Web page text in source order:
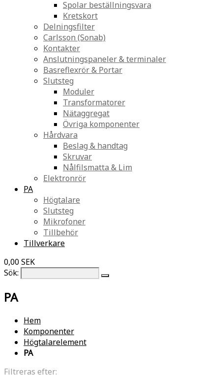
Spolar beställningsvara
Kretskort
Delningsfilter
Carlsson (Sonab)
Kontakter
Anslutningspaneler & terminaler
Basreflexrör & Portar
Slutsteg
Moduler
Transformatorer
Nätaggregat
Övriga komponenter
Hårdvara
Beslag & handtag
Skruvar
Nålfilsmatta & Lim
Elektronrör
PA
Högtalare
Slutsteg
Mikrofoner
Tillbehör
Tillverkare
0,00 SEK
Sök:
PA
Hem
Komponenter
Högtalarelement
PA
Filtreras efter: